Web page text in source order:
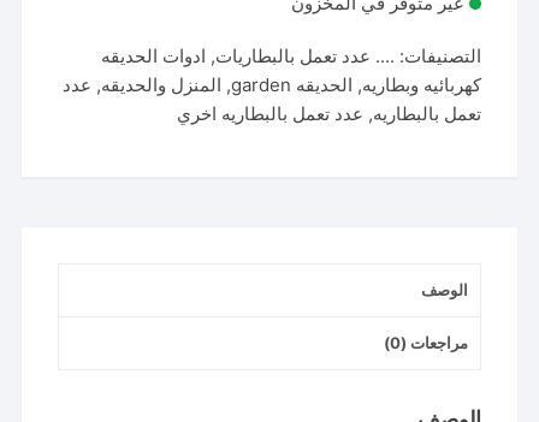
التصنيفات: .... عدد تعمل بالبطاريات, ادوات الحديقه
كهربائيه وبطاريه, الحديقه garden , المنزل والحديقه, عدد
تعمل بالبطاريه, عدد تعمل بالبطاريه اخري
الوصف
مراجعات (0)